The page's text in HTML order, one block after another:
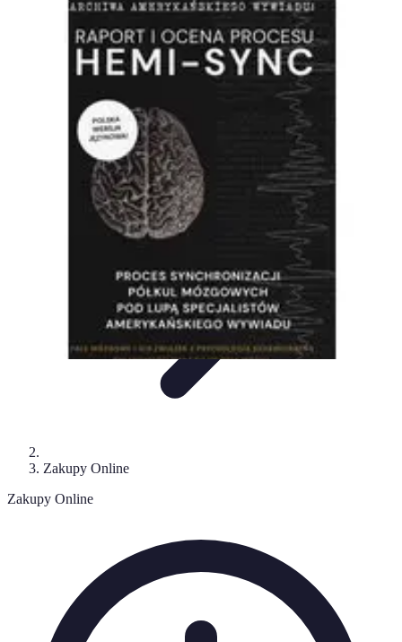
Oferty Zakupowe
Analiza ofert Tendencje zakupowePorady
Porady Zakupowe
Oferty Zakupowe
Zakupy Online
Zakupy Online